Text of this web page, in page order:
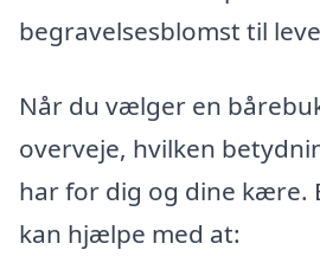
begravelsesblomst til
Når du vælger en
overveje, hvilken
har for dig og dine kære.
kan hjælpe med at: